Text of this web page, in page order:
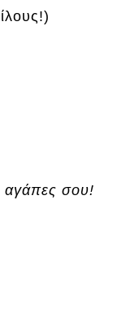
αγάπες σου!